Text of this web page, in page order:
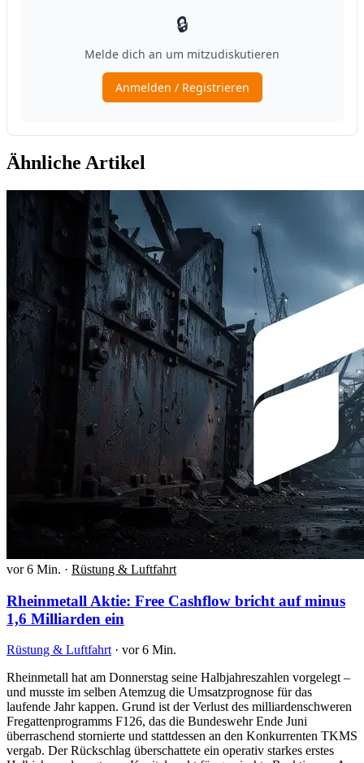
Ähnliche Artikel
vor 6 Min. · Rüstung & Luftfahrt
Rheinmetall Aktie: Free Cashflow bricht auf minus
1,6 Milliarden ein
Rüstung & Luftfahrt · vor 6 Min.
Rheinmetall hat am Donnerstag seine Halbjahreszahlen vorgelegt –
und musste im selben Atemzug die Umsatzprognose für das
laufende Jahr kappen. Grund ist der Verlust des milliardenschweren
Fregattenprogramms F126, das die Bundeswehr Ende Juni
überraschend stornierte und stattdessen an den Konkurrenten TKMS
vergab. Der Rückschlag überschattete ein operativ starkes erstes